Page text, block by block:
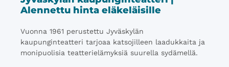
Alennettu hinta eläkeläisille
Vuonna 1961 perustettu Jyväskylän
kaupunginteatteri tarjoaa katsojilleen laadukkaita ja
monipuolisia teatterielämyksiä suurella sydämellä.